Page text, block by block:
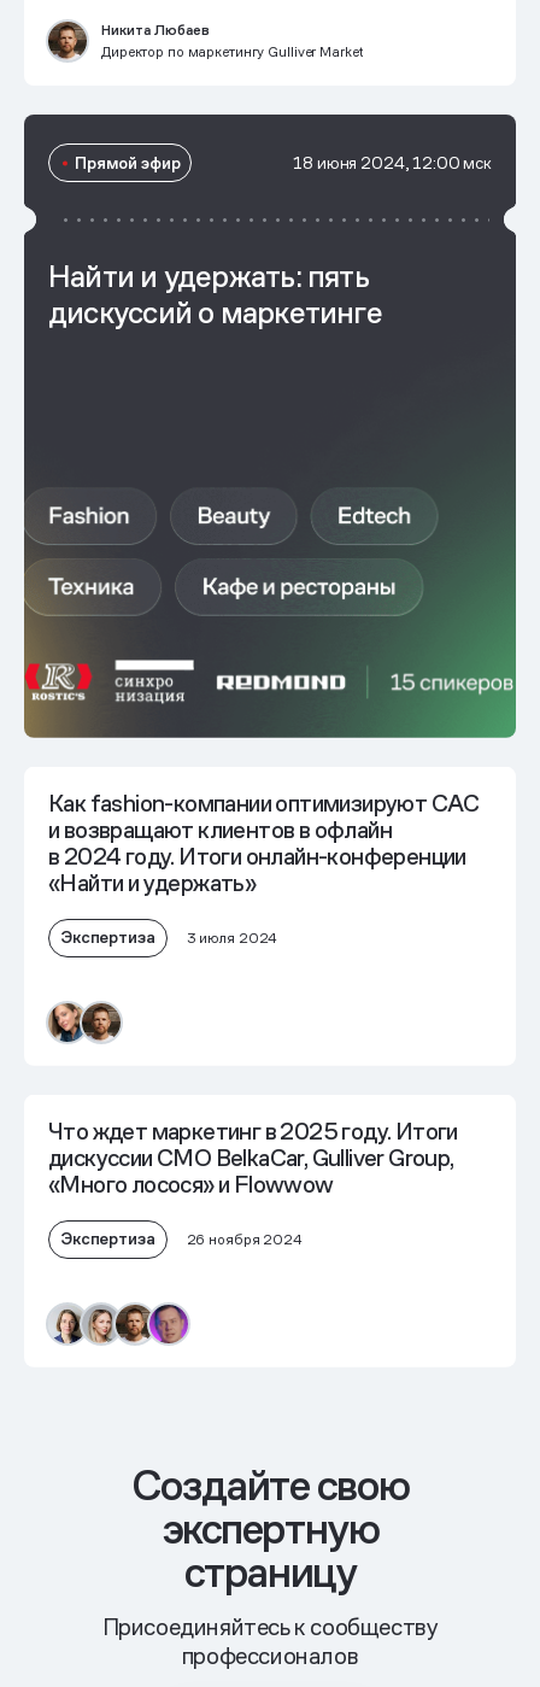
Никита Любаев
Директор по маркетингу Gulliver Market
Прямой эфир 18 июня 2024, 12:00 мск
Найти и удержать: пять
дискуссий о маркетинге
Как fashion-компании оптимизируют САС
и возвращают клиентов в офлайн
в 2024 году. Итоги онлайн-конференции
«Найти и удержать»
Экспертиза 3 июля 2024
Что ждет маркетинг в 2025 году. Итоги
дискуссии СМО BelkaCar, Gulliver Group,
«Много лосося» и Flowwow
Экспертиза 26 ноября 2024
Cоздайте свою
экспертную
страницу
Присоединяйтесь к сообществу
профессионалов